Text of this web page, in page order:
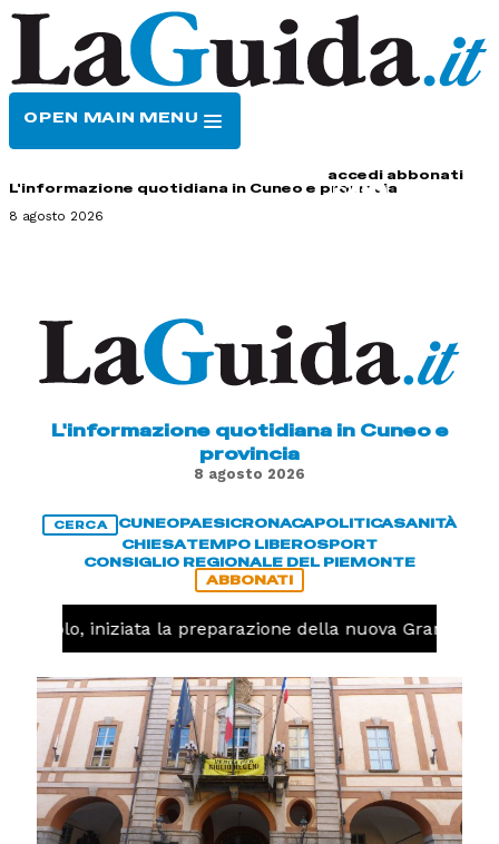
OPEN MAIN MENU
accedi abbonati
L'informazione quotidiana in Cuneo e provincia
8 agosto 2026
L'informazione quotidiana in Cuneo e
provincia
8 agosto 2026
CERCA CUNEOPAESICRONACAPOLITICASANITÀ
CHIESATEMPO LIBEROSPORT
CONSIGLIO REGIONALE DEL PIEMONTE
ABBONATI
iniziata la preparazione della nuova Granda